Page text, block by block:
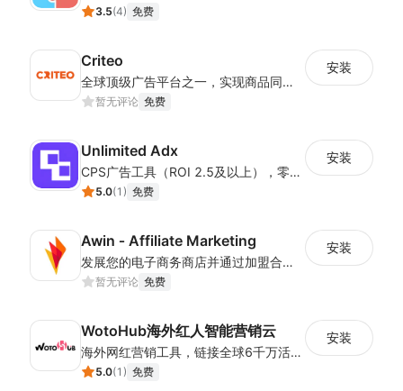
3.5(4) 免费
Criteo
全球顶级广告平台之一，实现商品同步与数据跟踪一体化
暂无评论 免费
安装
Unlimited Adx
CPS广告工具（ROI 2.5及以上），零成本一键接入全球广告资源。
5.0(1 ) 免费
安装
Awin ‑ Affiliate Marketing
发展您的电子商务商店并通过加盟合作寻找新客户
暂无评论 免费
安装
WotoHub海外红人智能营销云
海外网红营销工具，链接全球6千万活跃带货红人，覆盖YT、TK、INS三大主流平台
5.0(1 ) 免费
安装